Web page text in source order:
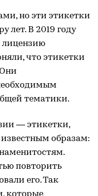
но эти этикетки
лет. В 2019 году
что этикетки
тематики.
— этикетки,
образам:
повторить
его. Так